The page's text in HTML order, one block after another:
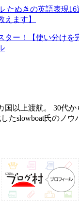
たぬきの英語表現
えます】
ター！【使い分けを
国以上渡航。 30代か
たslowboat氏のノウ